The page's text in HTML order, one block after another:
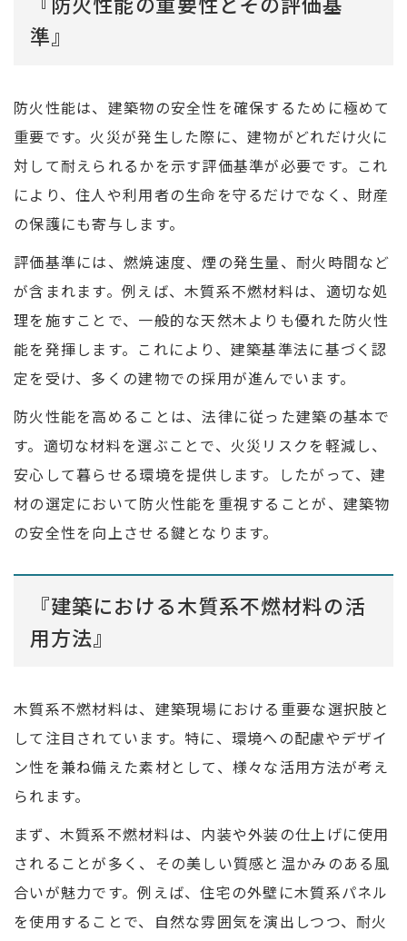
準』
防火性能は、建築物の安全性を確保するために極めて
重要です。火災が発生した際に、建物がどれだけ火に
対して耐えられるかを示す評価基準が必要です。これ
により、住人や利用者の生命を守るだけでなく、財産
の保護にも寄与します。
評価基準には、燃焼速度、煙の発生量、耐火時間など
が含まれます。例えば、木質系不燃材料は、適切な処
理を施すことで、一般的な天然木よりも優れた防火性
能を発揮します。これにより、建築基準法に基づく認
定を受け、多くの建物での採用が進んでいます。
防火性能を高めることは、法律に従った建築の基本で
す。適切な材料を選ぶことで、火災リスクを軽減し、
安心して暮らせる環境を提供します。したがって、建
材の選定において防火性能を重視することが、建築物
の安全性を向上させる鍵となります。
『建築における木質系不燃材料の活
用方法』
木質系不燃材料は、建築現場における重要な選択肢と
して注目されています。特に、環境への配慮やデザイ
ン性を兼ね備えた素材として、様々な活用方法が考え
られます。
まず、木質系不燃材料は、内装や外装の仕上げに使用
されることが多く、その美しい質感と温かみのある風
合いが魅力です。例えば、住宅の外壁に木質系パネル
を使用することで、自然な雰囲気を演出しつつ、耐火